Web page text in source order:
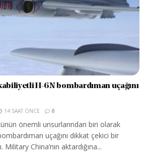
H-6N bombardıman uçağını
14 SAAT ÖNCE 0
önemli unsurlarından biri olarak
uçağını dikkat çekici bir
China’nın aktardığına...